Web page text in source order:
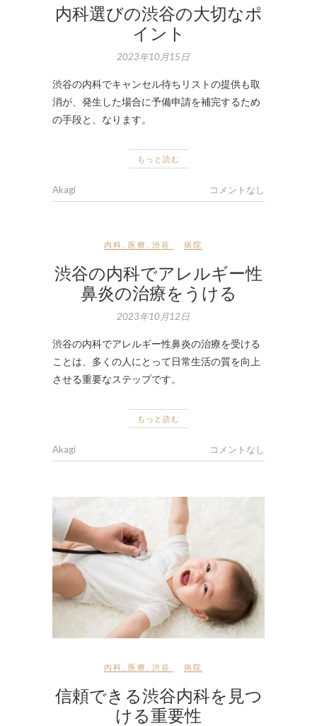
内科選びの渋谷の大切なポ
イント
2023年10月15日
渋谷の内科でキャンセル待ちリストの提供も取
消が、発生した場合に予備申請を補完するため
の手段と、なります。
もっと読む
Akagi コメントなし
内科 医療 渋谷 病院
渋谷の内科でアレルギー性
鼻炎の治療をうける
2023年10月12日
渋谷の内科でアレルギー性鼻炎の治療を受ける
ことは、多くの人にとって日常生活の質を向上
させる重要なステップです。
もっと読む
Akagi コメントなし
内科 医療 渋谷 病院
信頼できる渋谷内科を見つ
ける重要性